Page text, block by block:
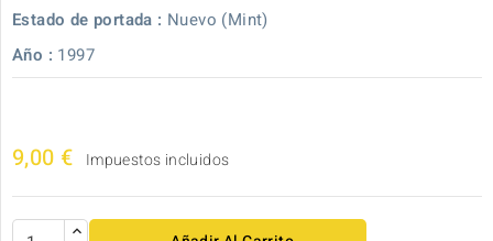
Estado de portada : Nuevo (Mint)
Año : 1997
9,00 € Impuestos incluidos